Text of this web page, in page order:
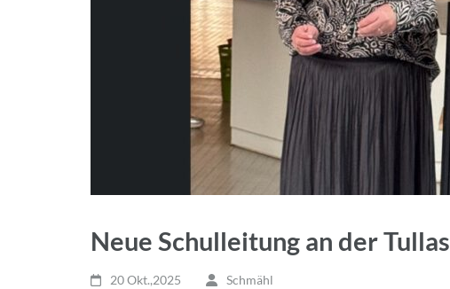
Neue Schulleitung an der
20 Okt.,2025 Schmähl